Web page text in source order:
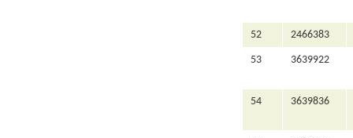
52 2466383
53 3639922
54 3639836